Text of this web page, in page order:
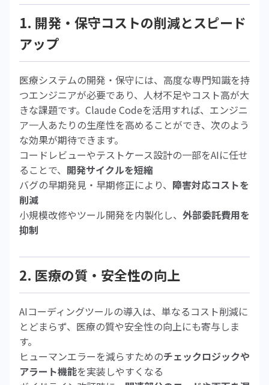
1. 開発・保守コストの削減とスピード
アップ
医療システムの開発・保守には、高度な専門知識を持
つエンジニアが必要であり、人材不足やコスト高が大
きな課題です。Claude Codeを活用すれば、エンジニ
ア一人あたりの生産性を高めることができ、次のよう
な効果が期待できます。
コードレビューやテストケース設計の一部をAIに任せ
ることで、 開発サイクルを短縮
バグの早期発見・早期修正により、 障害対応コストを
削減
小規模改修やツール開発を内製化し、 外部委託費用を
抑制
2. 医療の質・安全性の向上
AIコーディングツールの導入は、単なるコスト削減に
とどまらず、医療の質や安全性の向上にも寄与しま
す。
ヒューマンエラーを減らすためのチェックロジックや
アラート機能を実装しやすくなる